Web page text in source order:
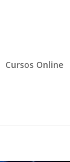
Cursos Online